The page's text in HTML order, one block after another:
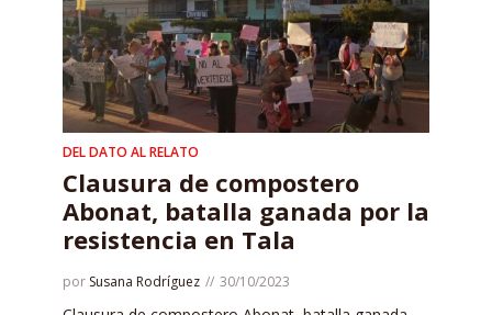
DEL DATO AL RELATO
Clausura de compostero
Abonat, batalla ganada por la
resistencia en Tala
por Susana Rodríguez 30/10/2023